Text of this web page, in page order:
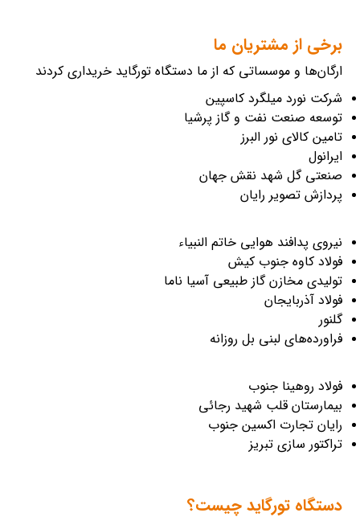
برخی از مشتریان ما
ارگان‌ها و موسساتی که از ما دستگاه تورگاید خریداری کردند
شرکت نورد میلگرد کاسپین
توسعه صنعت نفت و گاز پرشیا
تامین کالای نور البرز
ایرانول
صنعتی گل شهد نقش جهان
پردازش تصویر رایان
نیروی پدافند هوایی خاتم النبیاء
فولاد کاوه جنوب کیش
تولیدی مخازن گاز طبیعی آسیا ناما
فولاد آذربایجان
گلنور
فراورده‌های لبنی بل روزانه
فولاد روهینا جنوب
بیمارستان قلب شهید رجائی
رایان تجارت اکسین جنوب
تراکتور سازی تبریز
دستگاه تورگاید چیست؟